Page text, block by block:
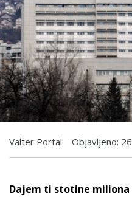
Valter Portal Objavljeno:
Dajem ti stotine miliona